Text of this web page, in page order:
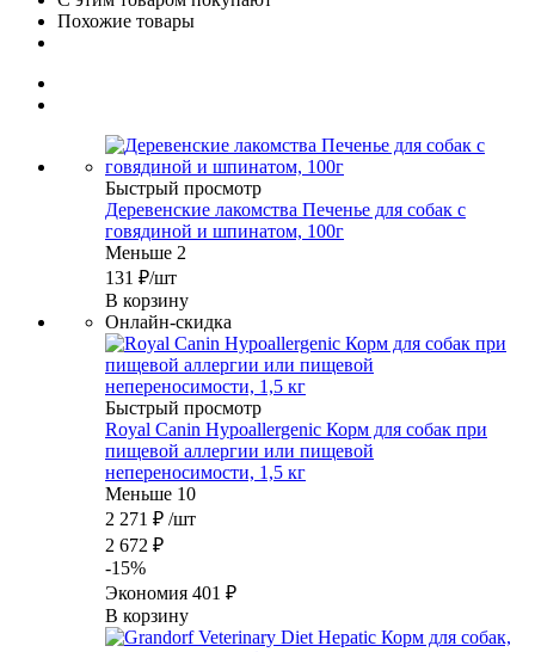
Похожие товары
Быстрый просмотр
Деревенские лакомства Печенье для собак с
говядиной и шпинатом, 100г
Меньше 2
131 ₽/шт
В корзину
Онлайн-скидка
Быстрый просмотр
Royal Canin Hypoallergenic Корм для собак при
пищевой аллергии или пищевой
непереносимости, 1,5 кг
Меньше 10
2 271 ₽ /шт
2 672 ₽
-15%
Экономия 401 ₽
В корзину